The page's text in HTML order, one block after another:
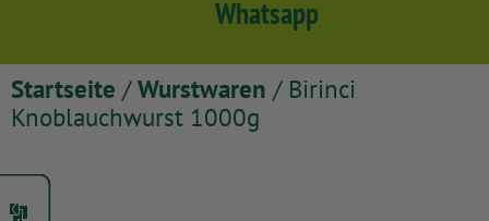
Whatsapp
Startseite /Wurstwaren / Birinci
Knoblauchwurst 1000g